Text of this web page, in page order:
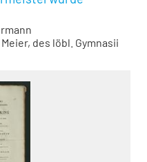
des löbl. Gymnasii